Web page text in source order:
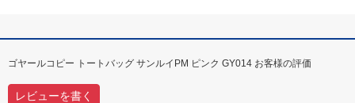
ゴヤールコピー トートバッグ サンルイPM ピンク GY014 お客様の評価
レビューを書く